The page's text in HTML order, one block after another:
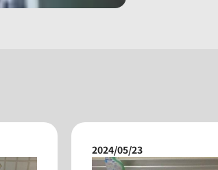
2024/05/23